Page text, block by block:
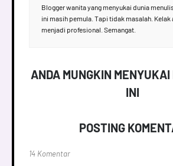
Blogger wanita yang menyukai dunia
ini masih pemula. Tapi tidak masalah. Kelak
menjadi profesional. Semangat.
ANDA MUNGKIN
INI
POSTING
14 Komentar